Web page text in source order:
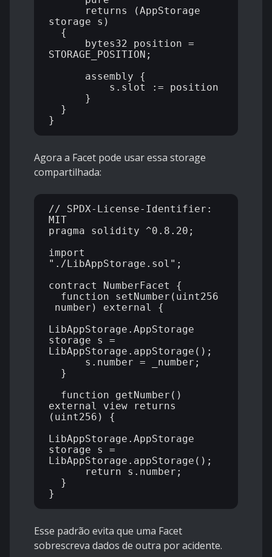
storage s)
STORAGE_POSITION;
Agora a Facet pode usar essa storage
compartilhada:
// SPDX-License-Identifier:
MIT
pragma solidity ^0.8.20;
import
"./LibAppStorage.sol";
contract NumberFacet {
_number) external {
LibAppStorage.AppStorage
storage s =
LibAppStorage.appStorage();
external view returns
(uint256) {
LibAppStorage.AppStorage
storage s =
LibAppStorage.appStorage();
Esse padrão evita que uma Facet
sobrescreva dados de outra por acidente.